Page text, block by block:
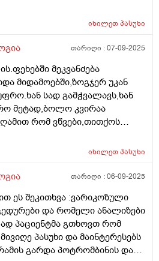
ძარღვის ფეთქვისმაგვარი
გადის,თუმცა დღის
მეტად. საჭიროა
მოვიქცე,რისი
რომ ეს თრომბის
იხილეთპასუხი
თარიღი :07-09-2025
მეკვანძება
მიდამოებში,ზოგჯერ უკან
სად გამჭვალავს,ხან
მეტად,ბოლო კვირაა
რომ ვწვები,თითქოს
რომ ტრომბის
დეტრალექსი დამინიშნა.და
არაფერიაო.კოაგულოგრამა
გავაკეთო რომ გავიგო
ეს მართლა
ჩემი აკვიატებაა? ან რა
იხილეთპასუხი
თარიღი :06-09-2025
ეს შეკითხვა :ვარიკოზული
და რომელი ანალიზები
პაციენტმა გთხოვთ რომ
პასუხი და მაინტერესებს
გარდა პოტრომბინის და